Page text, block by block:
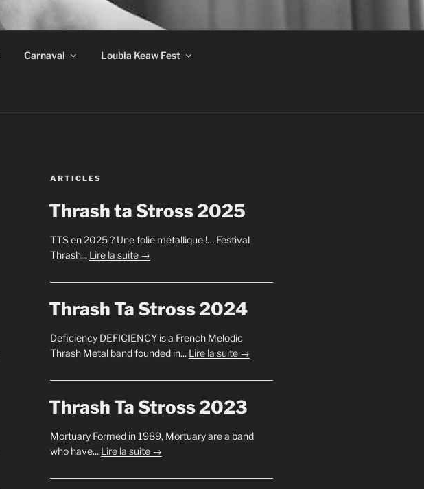
Carnaval Loubla Keaw Fest
ARTICLES
Thrash ta Stross 2025
TTS en 2025 ? Une folie métallique !… Festival
Thrash... Lire la suite →
Thrash Ta Stross 2024
Deficiency DEFICIENCY is a French Melodic
Thrash Metal band founded in... Lire la suite →
Thrash Ta Stross 2023
Mortuary Formed in 1989, Mortuary are a band
who have... Lire la suite →